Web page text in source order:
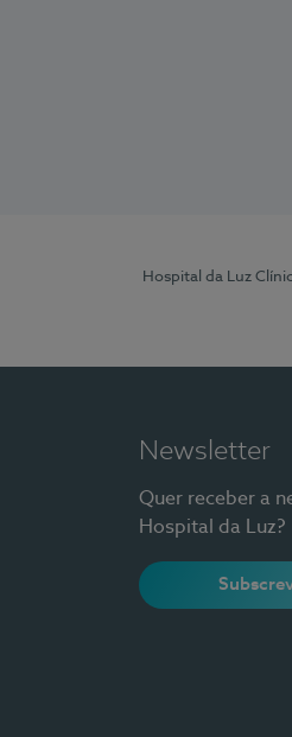
Hospital da Luz
Newsletter
Quer receber a
Hospital da Luz?